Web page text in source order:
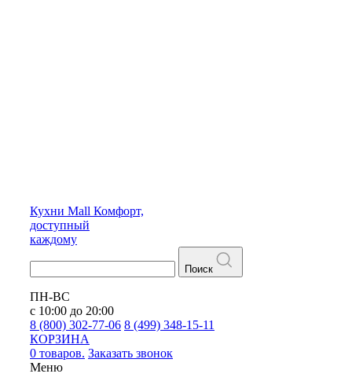
Кухни Mall Комфорт,
доступный
каждому
Поиск
ПН-ВС
с 10:00 до 20:00
8 (800) 302-77-06 8 (499) 348-15-11
КОРЗИНА
0 товаров. Заказать звонок
Меню